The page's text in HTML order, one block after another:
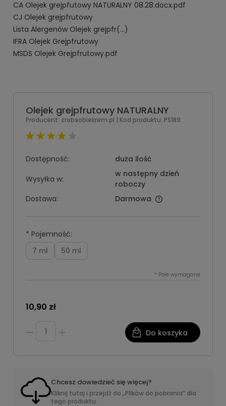
CA Olejek grejpfutowy NATURALNY 08.28.docx.pdf
CJ Olejek grejpfrutowy
Lista Alergenów Olejek grejpfr(...)
IFRA Olejek Grejpfrutowy
MSDS Olejek Grejpfrutowy.pdf
Olejek grejpfrutowy NATURALNY
Producent: zrobsobiekrem.pl | Kod produktu: PS189
Dostępność:
duża ilość
Wysyłka w:
w następny dzień
roboczy
Dostawa:
Darmowa
* Pojemność:
7 ml
50 ml
* Pole wymagane
10,90 zł
Do koszyka
Chcesz dowiedzieć się więcej?
Kliknij tutaj i przejdź do „Plików do pobrania” dla
tego produktu.